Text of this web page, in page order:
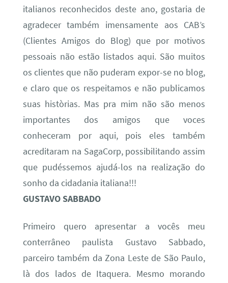
italianos reconhecidos deste ano, gostaria de
agradecer também imensamente aos CAB’s
(Clientes Amigos do Blog) que por motivos
pessoais não estão listados aqui. São muitos
os clientes que não puderam expor-se no blog,
e claro que os respeitamos e não publicamos
suas històrias. Mas pra mim não são menos
importantes dos amigos que voces
conheceram por aqui, pois eles também
acreditaram na SagaCorp, possibilitando assim
que pudéssemos ajudá-los na realização do
sonho da cidadania italiana!!!
GUSTAVO SABBADO
Primeiro quero apresentar a vocês meu
conterrâneo paulista Gustavo Sabbado,
parceiro também da Zona Leste de São Paulo,
là dos lados de Itaquera. Mesmo morando